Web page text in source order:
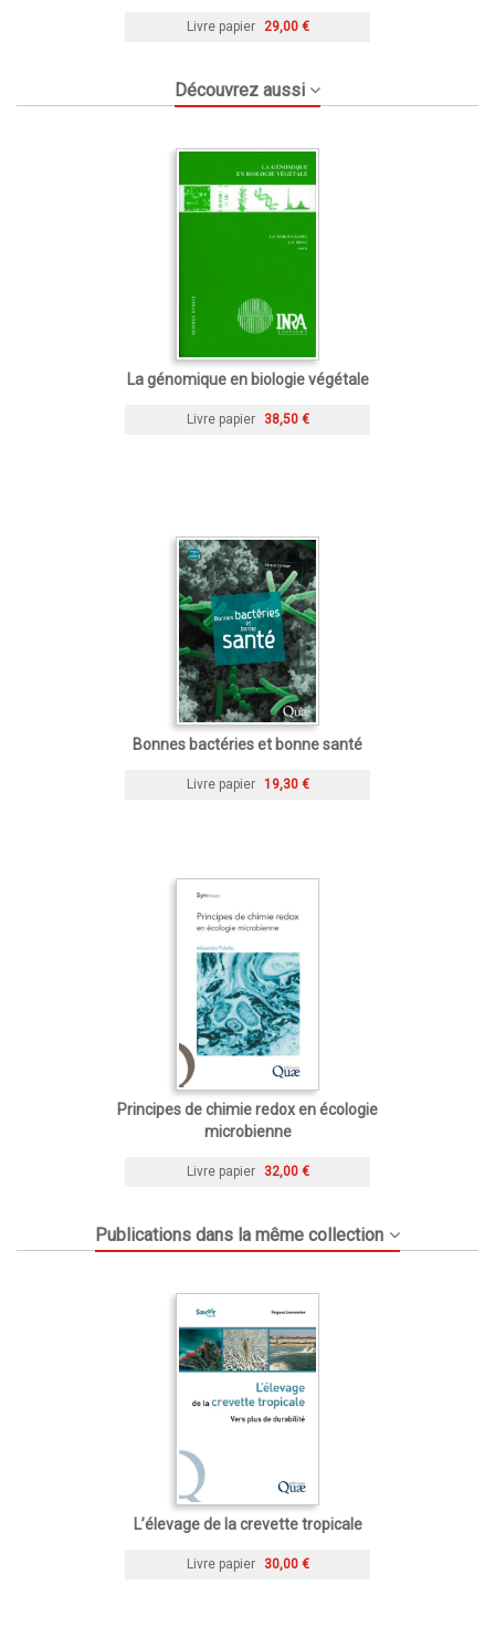
Livre papier 29,00 €
Découvrez aussi
La génomique en biologie végétale
Livre papier 38,50 €
Bonnes bactéries et bonne santé
Livre papier 19,30 €
Principes de chimie redox en écologie
microbienne
Livre papier 32,00 €
Publications dans la même collection
L’élevage de la crevette tropicale
Livre papier 30,00 €